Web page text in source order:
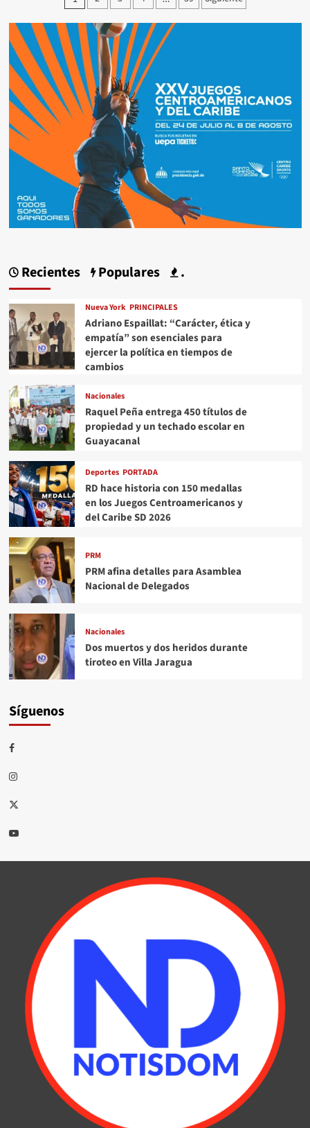
Recientes Populares .
Nueva York PRINCIPALES
Adriano Espaillat: “Carácter, ética y
empatía” son esenciales para
ejercer la política en tiempos de
cambios
Nacionales
Raquel Peña entrega 450 títulos de
propiedad y un techado escolar en
Guayacanal
Deportes PORTADA
RD hace historia con 150 medallas
en los Juegos Centroamericanos y
del Caribe SD 2026
PRM
PRM afina detalles para Asamblea
Nacional de Delegados
Nacionales
Dos muertos y dos heridos durante
tiroteo en Villa Jaragua
Síguenos